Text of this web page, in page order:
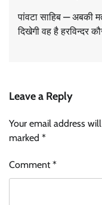
पांवटा साहिब — अबकी
दिखेगी वह है हरविन्दर
Leave a Reply
Your email address
marked *
Comment*